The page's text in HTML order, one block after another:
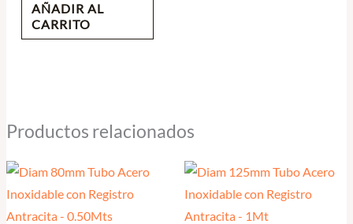
AÑADIR AL
CARRITO
Productos relacionados